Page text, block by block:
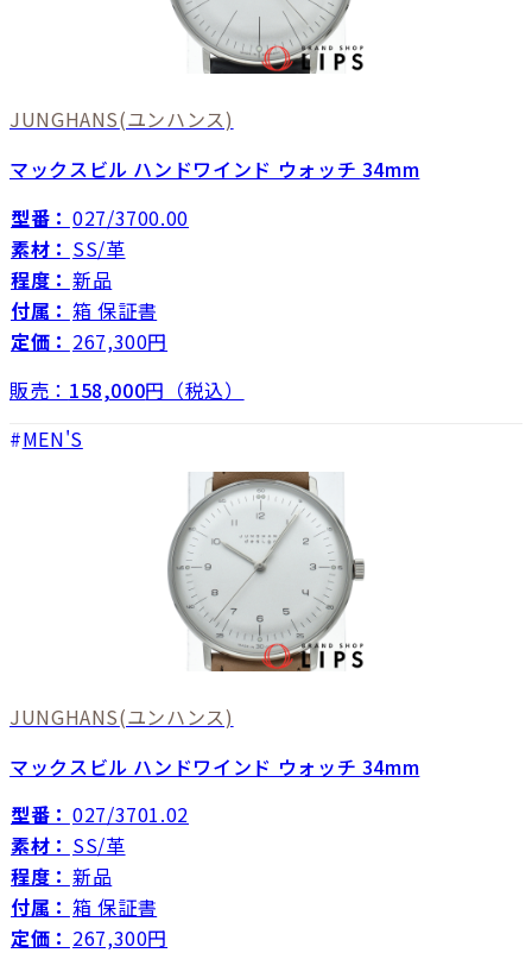
JUNGHANS(ユンハンス)
マックスビル ハンドワインド ウォッチ 34mm
型番： 027/3700.00
素材： SS/革
程度： 新品
付属： 箱 保証書
定価： 267,300円
販売： 158,000円（税込）
MEN'S
JUNGHANS(ユンハンス)
マックスビル ハンドワインド ウォッチ 34mm
型番： 027/3701.02
素材： SS/革
程度： 新品
付属： 箱 保証書
定価： 267,300円